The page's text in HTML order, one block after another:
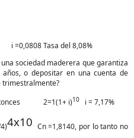
Tasa del 8,08%
sociedad maderera que garantiza
o depositar en una cuenta de
trimestralmente?
2=1(1+ i)10 i = 7,17%
4x10 Cn =1,8140, por lo tanto no